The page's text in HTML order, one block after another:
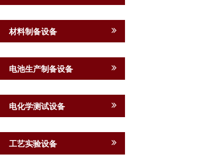
材料制备设备
电池生产制备设备
电化学测试设备
工艺实验设备